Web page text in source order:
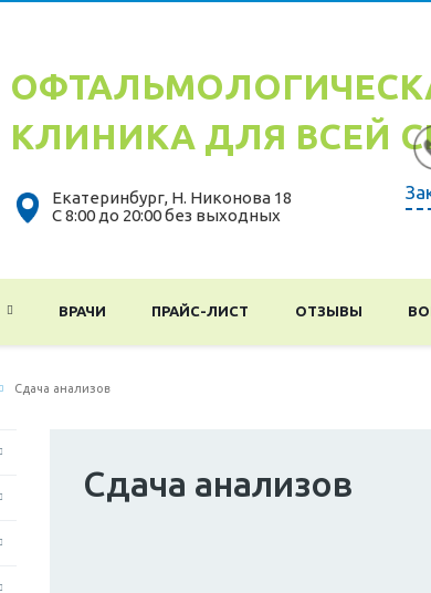
КЛИНИКА ДЛЯ ВСЕЙ
Екатеринбург, Н. Никонова 18
С 8:00 до 20:00 без выходных
ВРАЧИ ПРАЙС-ЛИСТ ОТЗЫВЫ
Сдача анализов
Сдача анализов